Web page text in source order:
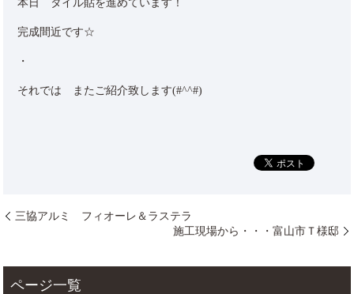
本日 タイル貼を進めています！
完成間近です☆
・
それでは またご紹介致します(#^^#)
三協アルミ フィオーレ＆ラステラ
施工現場から・・・富山市Ｔ様邸